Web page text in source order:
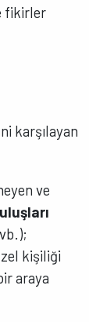
fikirler
karşılayan
ve
kişiliği
araya